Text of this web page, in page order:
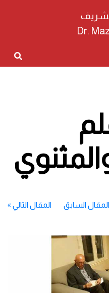
Dr.
المقال السابق المقال التالي »